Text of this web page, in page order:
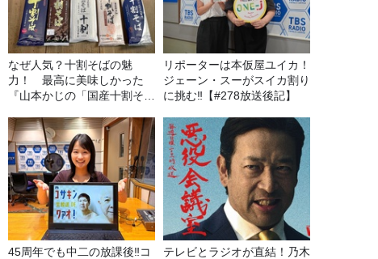
なぜ人気？十割そばの魅
力！ 最高に美味しかった
『山本かじの「国産十割そ
種食べ比べ】
リポーターは本仮屋ユイカ！
ジェーン・スーがスイカ割り
に挑む‼【#278放送後記】
45周年でも中二の放課後‼コ
テレビとラジオが直結！乃木